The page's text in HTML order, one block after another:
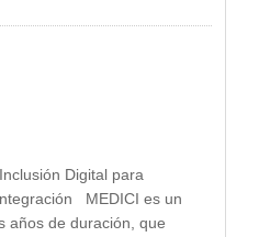
Digital para
MEDICI es un
años de duración, que